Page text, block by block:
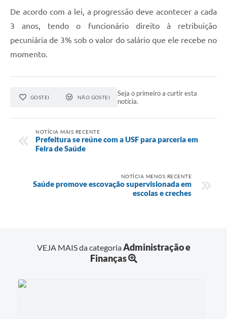
De acordo com a lei, a progressão deve acontecer a cada
3 anos, tendo o funcionário direito à retribuição
pecuniária de 3% sob o valor do salário que ele recebe no
momento.
GOSTEI NÃO GOSTEI
Seja o primeiro a curtir esta
notícia.
NOTÍCIA MAIS RECENTE
Prefeitura se reúne com a USF para parceria em
Feira de Saúde
NOTÍCIA MENOS RECENTE
Saúde promove escovação supervisionada em
escolas e creches
VEJA MAIS da categoriaAdministração e
Finanças